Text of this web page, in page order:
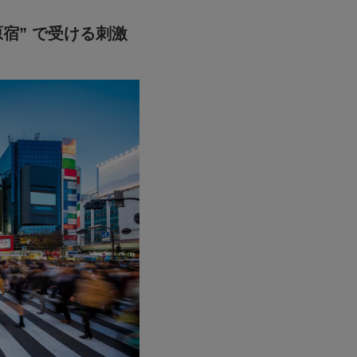
” で受ける刺激